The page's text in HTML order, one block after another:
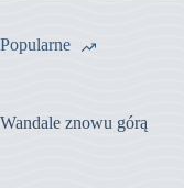
Popularne
Wandale znowu górą